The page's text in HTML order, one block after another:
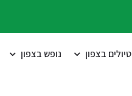
טיולים בצפון נופש בצפון